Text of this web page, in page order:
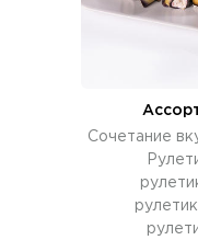
Сочетание